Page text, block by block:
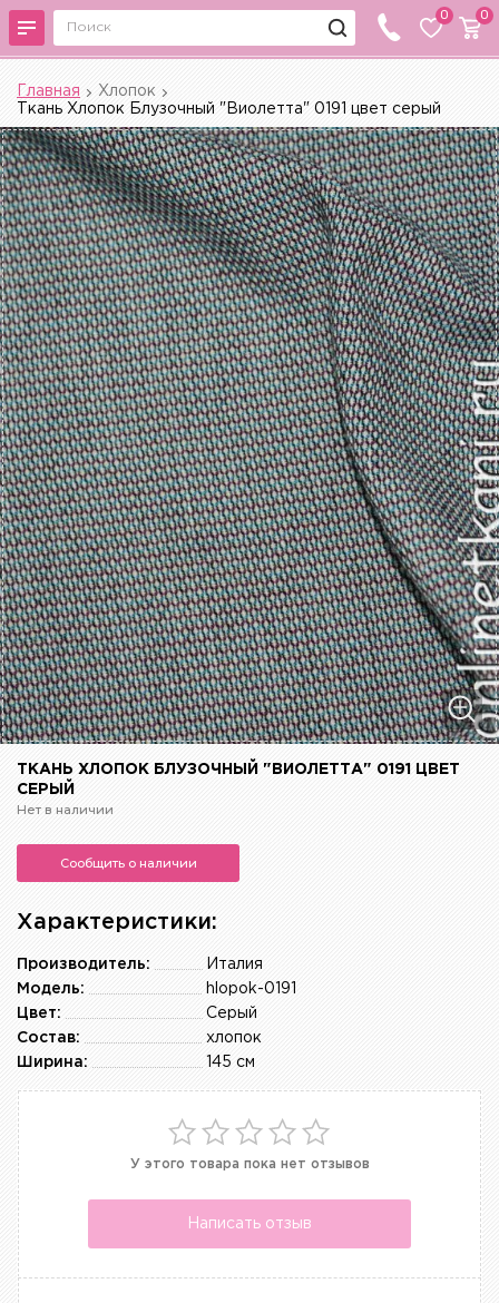
0 0
Главная
Хлопок
Ткань Хлопок Блузочный "Виолетта" 0191 цвет серый
ТКАНЬ ХЛОПОК БЛУЗОЧНЫЙ "ВИОЛЕТТА" 0191 ЦВЕТ
СЕРЫЙ
Нет в наличии
Сообщить о наличии
Характеристики:
Италия
Производитель:
hlopok-0191
Модель:
Серый
Цвет:
хлопок
Состав:
145 см
Ширина:
У этого товара пока нет отзывов
Написать отзыв